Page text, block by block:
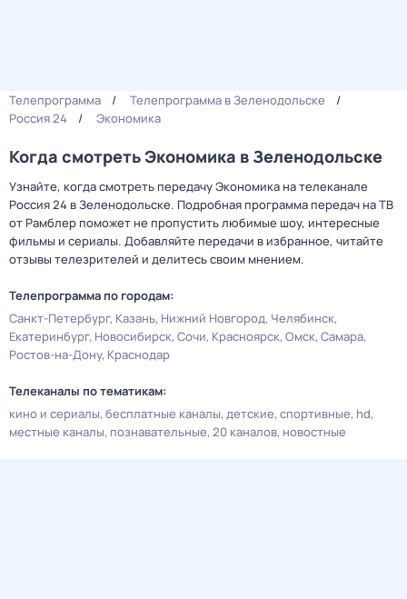
Телепрограмма
Телепрограмма в Зеленодольске
Россия 24
Экономика
Когда смотреть Экономика в Зеленодольске
Узнайте, когда смотреть передачу Экономика на телеканале
Россия 24 в Зеленодольске. Подробная программа передач на ТВ
от Рамблер поможет не пропустить любимые шоу, интересные
фильмы и сериалы. Добавляйте передачи в избранное, читайте
отзывы телезрителей и делитесь своим мнением.
Телепрограмма по городам:
Санкт-Петербург Казань Нижний Новгород Челябинск
Екатеринбург Новосибирск Сочи Красноярск Омск Самара
Ростов-на-Дону Краснодар
Телеканалы по тематикам:
кино и сериалы бесплатные каналы детские спортивные hd
местные каналы познавательные 20 каналов новостные